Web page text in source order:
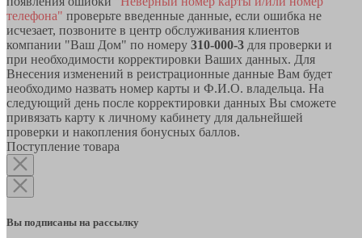
телефона" проверьте введенные данные, если ошибка не
исчезает, позвоните в центр обслуживания клиентов
компании "Ваш Дом" по номеру 310-000-3 для проверки и
при необходимости корректировки Ваших данных. Для
Внесения изменений в реистрационные данные Вам будет
необходимо назвать номер карты и Ф.И.О. владельца. На
следующий день после корректировки данных Вы сможете
привязать карту к личному кабинету для дальнейшей
проверки и накопления бонусных баллов.
Поступление товара
Вы подписаны на рассылку